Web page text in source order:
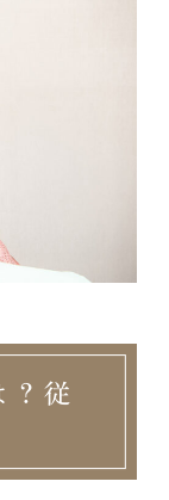
？従